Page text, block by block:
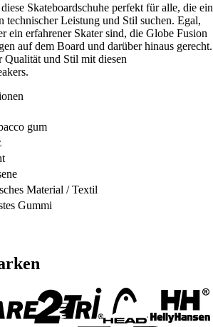
Skateboardschuhe perfekt für alle, die ein
technischer Leistung und Stil suchen. Egal,
ein erfahrener Skater sind, die Globe Fusion
auf dem Board und darüber hinaus gerecht.
Qualität und Stil mit diesen
gum
Material / Textil
Gummi